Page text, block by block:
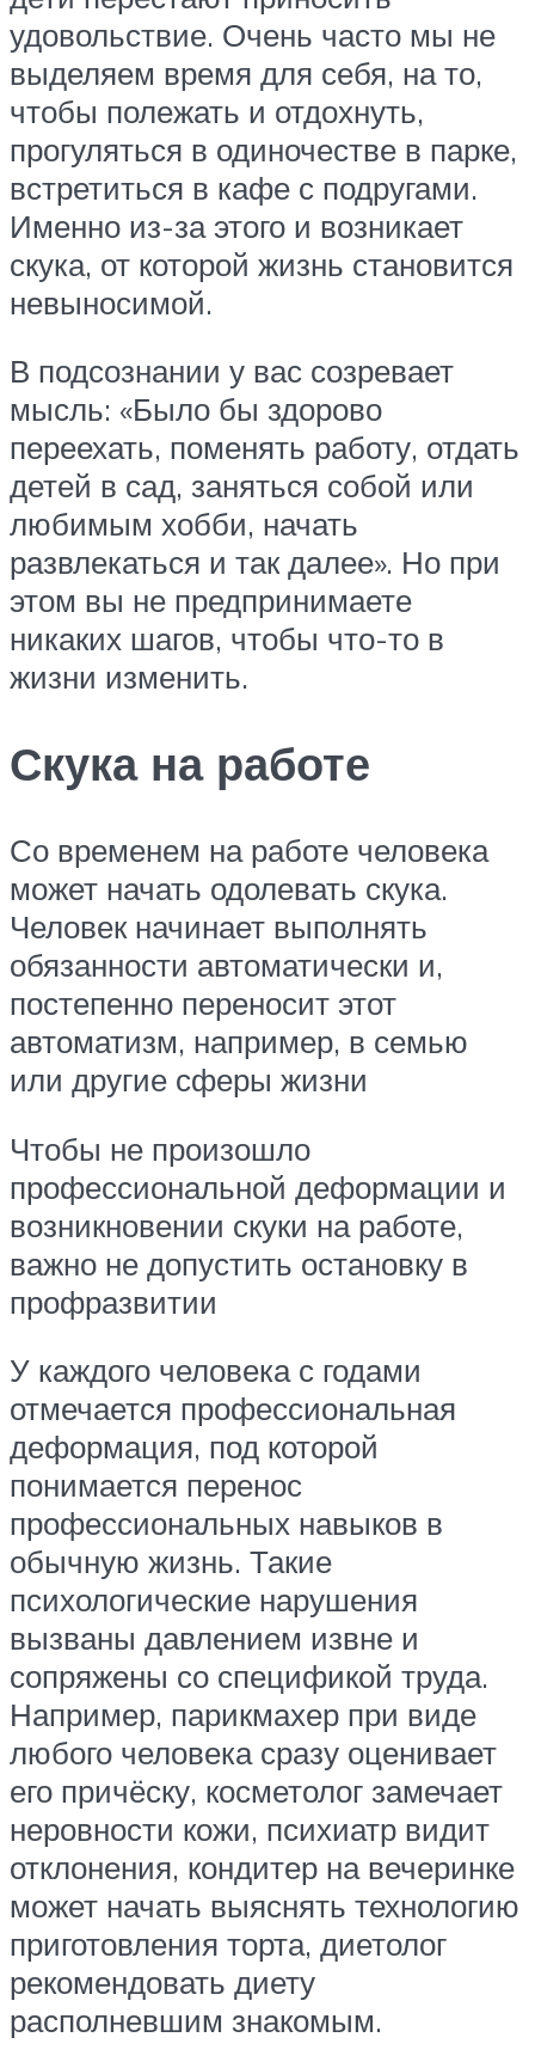
удовольствие. Очень часто мы не
выделяем время для себя, на то,
чтобы полежать и отдохнуть,
прогуляться в одиночестве в парке,
встретиться в кафе с подругами.
Именно из-за этого и возникает
скука, от которой жизнь становится
невыносимой.
В подсознании у вас созревает
мысль: «Было бы здорово
переехать, поменять работу, отдать
детей в сад, заняться собой или
любимым хобби, начать
развлекаться и так далее». Но при
этом вы не предпринимаете
никаких шагов, чтобы что-то в
жизни изменить.
Скука на работе
Со временем на работе человека
может начать одолевать скука.
Человек начинает выполнять
обязанности автоматически и,
постепенно переносит этот
автоматизм, например, в семью
или другие сферы жизни
Чтобы не произошло
профессиональной деформации и
возникновении скуки на работе,
важно не допустить остановку в
профразвитии
У каждого человека с годами
отмечается профессиональная
деформация, под которой
понимается перенос
профессиональных навыков в
обычную жизнь. Такие
психологические нарушения
вызваны давлением извне и
сопряжены со спецификой труда.
Например, парикмахер при виде
любого человека сразу оценивает
его причёску, косметолог замечает
неровности кожи, психиатр видит
отклонения, кондитер на вечеринке
может начать выяснять технологию
приготовления торта, диетолог
рекомендовать диету
располневшим знакомым.